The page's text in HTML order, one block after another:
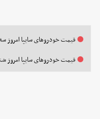
قیمت خودرو‌های سایپا امروز سه‌شنبه ۱۶
قیمت خودرو‌های سایپا امروز شنبه ۱۳ تیر